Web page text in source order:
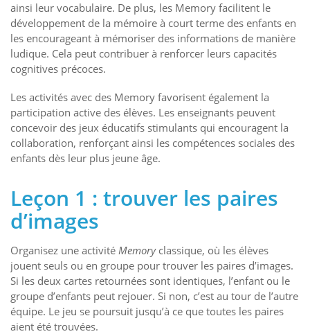
ainsi leur vocabulaire. De plus, les Memory facilitent le
développement de la mémoire à court terme des enfants en
les encourageant à mémoriser des informations de manière
ludique. Cela peut contribuer à renforcer leurs capacités
cognitives précoces.
Les activités avec des Memory favorisent également la
participation active des élèves. Les enseignants peuvent
concevoir des jeux éducatifs stimulants qui encouragent la
collaboration, renforçant ainsi les compétences sociales des
enfants dès leur plus jeune âge.
Leçon 1 : trouver les paires
d’images
Organisez une activité Memoryclassique, où les élèves
jouent seuls ou en groupe pour trouver les paires d’images.
Si les deux cartes retournées sont identiques, l’enfant ou le
groupe d’enfants peut rejouer. Si non, c’est au tour de l’autre
équipe. Le jeu se poursuit jusqu’à ce que toutes les paires
aient été trouvées.